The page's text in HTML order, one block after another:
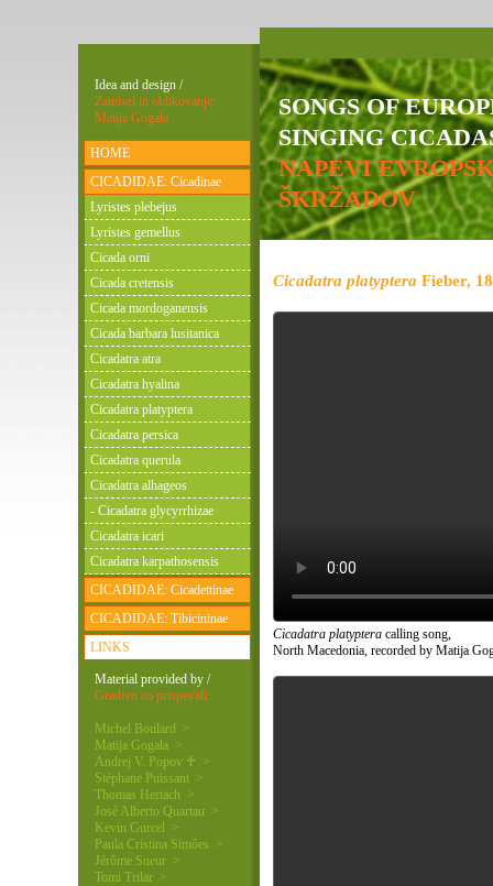
SONGS OF
SINGING
NAPEVI
ŠKRŽADOV
Cicadatra platyptera Fieber,
Cicadatra platyptera calling song,
North Macedonia, recorded by Matija
Idea and design /
Zamisel in oblikovanje:
Matija Gogala
HOME
CICADIDAE: Cicadinae
Lyristes plebejus
Lyristes gemellus
Cicada orni
Cicada cretensis
Cicada mordoganensis
Cicada barbara lusitanica
Cicadatra atra
Cicadatra hyalina
Cicadatra platyptera
Cicadatra persica
Cicadatra querula
Cicadatra alhageos
- Cicadatra glycyrrhizae
Cicadatra icari
Cicadatra karpathosensis
CICADIDAE: Cicadettinae
CICADIDAE: Tibicininae
LINKS
Material provided by /
Gradivo so prispevali:
Michel Boulard >
Matija Gogala >
Andrej V. Popov ♰ >
Stéphane Puissant >
Thomas Hertach >
José Alberto Quartau >
Kevin Gurcel >
Paula Cristina Simões >
Jérôme Sueur >
Tomi Trilar >